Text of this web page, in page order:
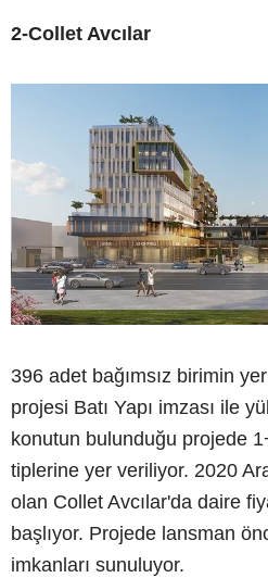
2-Collet Avcılar
396 adet bağımsız birimin
projesi Batı Yapı imzası ile
konutun bulunduğu projede
tiplerine yer veriliyor. 2020
olan Collet Avcılar'da daire
başlıyor. Projede lansman
imkanları sunuluyor.